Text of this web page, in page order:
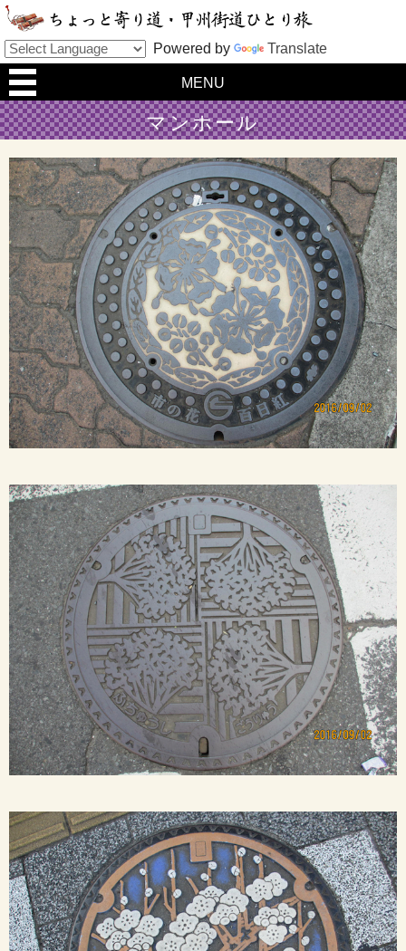
Powered by Translate
MENU
マンホール